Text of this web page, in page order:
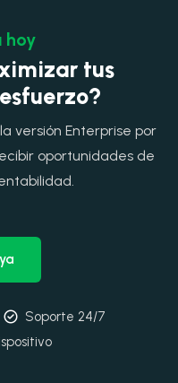
hoy
tus
versión Enterprise por
oportunidades de
Soporte 24/7